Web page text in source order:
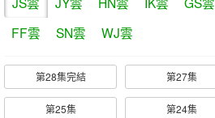
FF雲
SN雲 WJ雲
第28集完結 第27集
第25集 第24集